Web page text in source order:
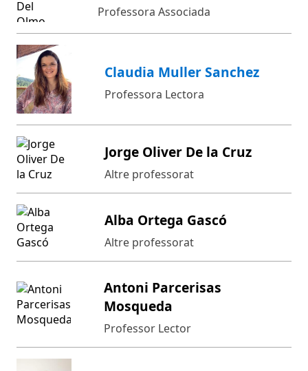
Professora Associada
Claudia Muller Sanchez
Professora Lectora
Jorge Oliver De la Cruz
Altre professorat
Alba Ortega Gascó
Altre professorat
Antoni Parcerisas
Mosqueda
Professor Lector